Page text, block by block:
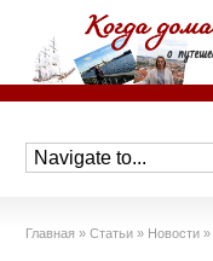
Главная » Статьи » Новости »